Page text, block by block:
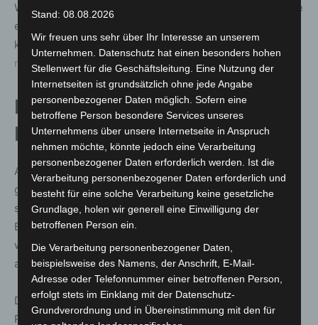
Weitere Informationen zur Installation und Wartung sowie
ein
kostenloses Wartungsprotokollunter:https://www.rauch
melder-lebensretter.de/
In welchen Räumen muss ein
Rauchmelder installiert sein?
Als gesetzliche Mindestanforderung gilt: Rauchmelder
gehören in alle Schlafräume, Kinderzimmer und in Flure
sowie Treppenhäuser innerhalb einer Wohneinheit. In
Berlin und Brandenburg müssen auch Aufenthaltsräume
wie Wohn- und Arbeitszimmer ausgestattet sein – was
auch bundesweit empfohlen wird.
Detaillierte Informationen und Besonderheiten zu den
Regelungen in den einzelnen Bundesländern finden
Stand: 08.08.2026
Wir freuen uns sehr über Ihr Interesse an unserem
Unternehmen. Datenschutz hat einen besonders hohen
Stellenwert für die Geschäftsleitung. Eine Nutzung der
Internetseiten ist grundsätzlich ohne jede Angabe
personenbezogener Daten möglich. Sofern eine
betroffene Person besondere Services unseres
Unternehmens über unsere Internetseite in Anspruch
nehmen möchte, könnte jedoch eine Verarbeitung
personenbezogener Daten erforderlich werden. Ist die
Verarbeitung personenbezogener Daten erforderlich und
besteht für eine solche Verarbeitung keine gesetzliche
Grundlage, holen wir generell eine Einwilligung der
betroffenen Person ein.
Die Verarbeitung personenbezogener Daten,
beispielsweise des Namens, der Anschrift, E-Mail-
Adresse oder Telefonnummer einer betroffenen Person,
erfolgt stets im Einklang mit der Datenschutz-
Grundverordnung und in Übereinstimmung mit den für